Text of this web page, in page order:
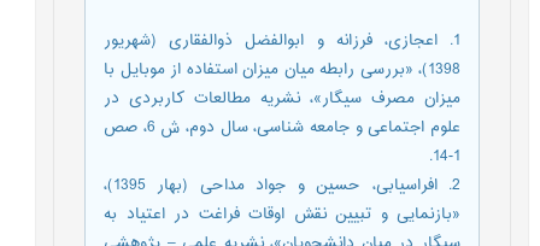
1. اعجازی، فرزانه و ابوالفضل ذوالفقاری (شهریور
1398)، «بررسی رابطه میان میزان استفاده از موبایل با
میزان مصرف سیگار»، نشریه مطالعات کاربردی در
علوم اجتماعی و جامعه شناسی، سال دوم، ش 6، صص
2. افراسیابی، حسین و جواد مداحی (بهار 1395)،
«بازنمایی و تبیین نقش اوقات فراغت در اعتیاد به